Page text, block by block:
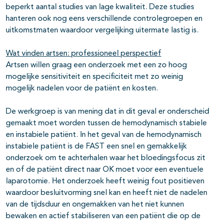
beperkt aantal studies van lage kwaliteit. Deze studies
hanteren ook nog eens verschillende controlegroepen en
uitkomstmaten waardoor vergelijking uitermate lastig is.
Wat vinden artsen: professioneel perspectief
Artsen willen graag een onderzoek met een zo hoog
mogelijke sensitiviteit en specificiteit met zo weinig
mogelijk nadelen voor de patiënt en kosten.
De werkgroep is van mening dat in dit geval er onderscheid
gemaakt moet worden tussen de hemodynamisch stabiele
en instabiele patiënt. In het geval van de hemodynamisch
instabiele patiënt is de FAST een snel en gemakkelijk
onderzoek om te achterhalen waar het bloedingsfocus zit
en of de patiënt direct naar OK moet voor een eventuele
laparotomie. Het onderzoek heeft weinig fout positieven
waardoor besluitvorming snel kan en heeft niet de nadelen
van de tijdsduur en ongemakken van het niet kunnen
bewaken en actief stabiliseren van een patiënt die op de